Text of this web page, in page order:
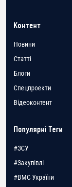
Контент
Новини
Статті
Блоги
Спецпроекти
Відеоконтент
Популярні Теги
#ЗСУ
#Закупівлі
#ВМС України